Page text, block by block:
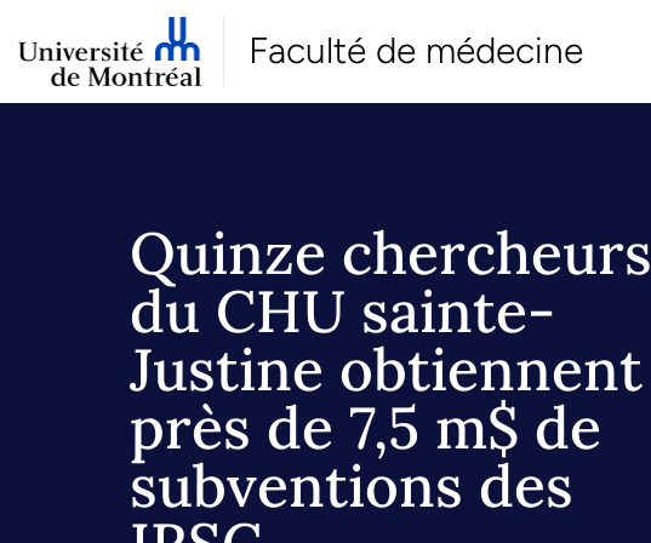
Faculté de médecine
Quinze chercheurs
du CHU sainte-
Justine obtiennent
près de 7,5 m$ de
subventions des